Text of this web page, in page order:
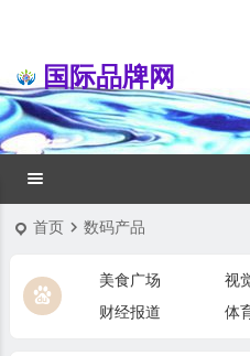
国际品牌网
首页 数码产品
美食广场 视
财经报道
体